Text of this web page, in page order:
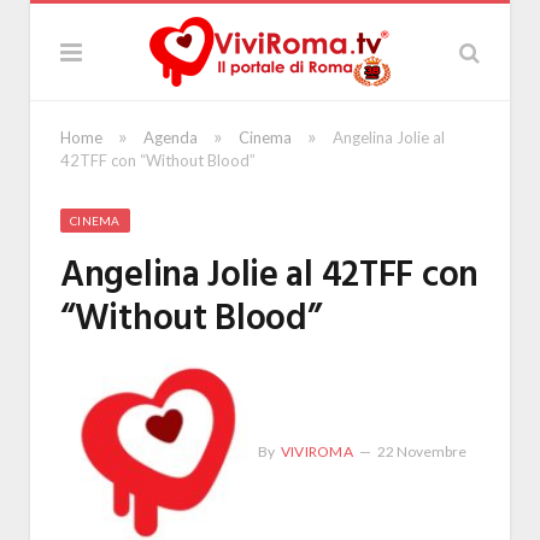
Home » Agenda » Cinema »
Angelina Jolie al
42TFF con “Without Blood”
CINEMA
Angelina Jolie al 42TFF con
“Without Blood”
By VIVIROMA 22 Novembre